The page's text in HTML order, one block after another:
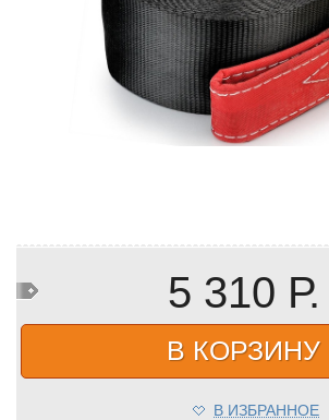
5 310 Р.
В КОРЗИНУ
В ИЗБРАННОЕ